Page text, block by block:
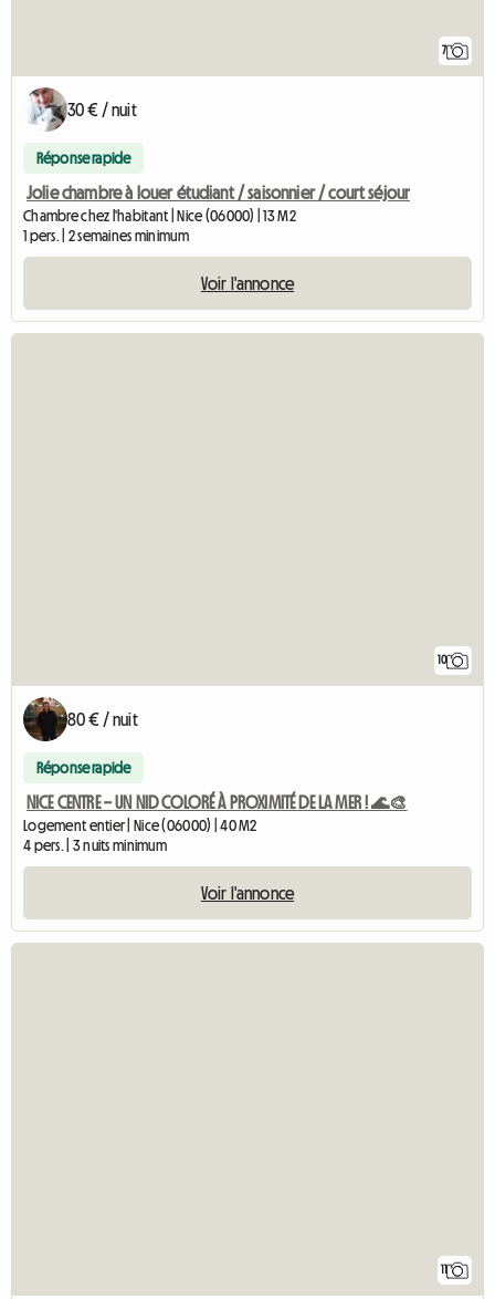
7
30 € / nuit
Réponse rapide
Jolie chambre à louer étudiant / saisonnier / court séjour
Chambre chez l'habitant | Nice (06000) | 13 M2
1 pers. | 2 semaines minimum
Voir l'annonce
10
80 € / nuit
Réponse rapide
NICE CENTRE – UN NID COLORÉ À PROXIMITÉ DE LA MER ! 🌊🎨
Logement entier | Nice (06000) | 40 M2
4 pers. | 3 nuits minimum
Voir l'annonce